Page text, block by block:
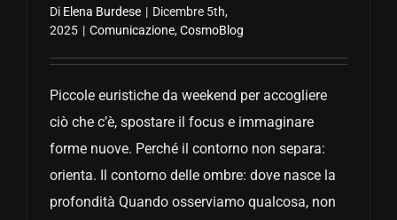
Di Elena Burdese | Dicembre 5th,
2025 | Comunicazione,CosmoBlog
Piccole euristiche da weekend per accogliere
ciò che c’è, spostare il focus e immaginare
forme nuove. Perché il contorno non separa:
orienta. Il contorno delle ombre: dove nasce la
profondità Quando osserviamo qualcosa, non